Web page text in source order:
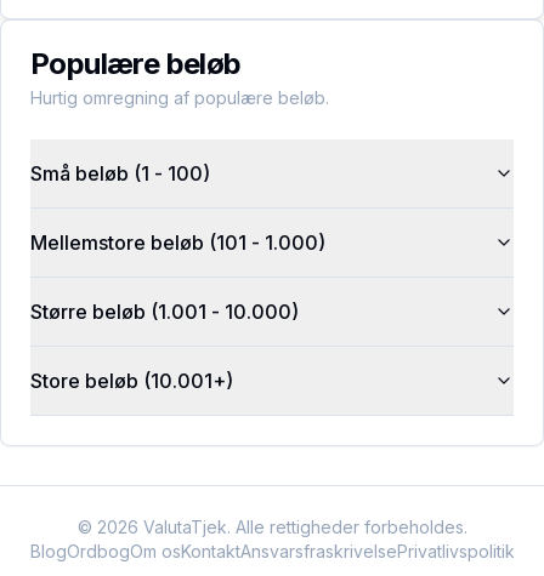
Populære beløb
Hurtig omregning af populære beløb.
Små beløb (1 - 100)
Mellemstore beløb (101 - 1.000)
Større beløb (1.001 - 10.000)
Store beløb (10.001+)
© 2026 ValutaTjek. Alle rettigheder forbeholdes.
BlogOrdbogOm osKontaktAnsvarsfraskrivelsePrivatlivspolitik